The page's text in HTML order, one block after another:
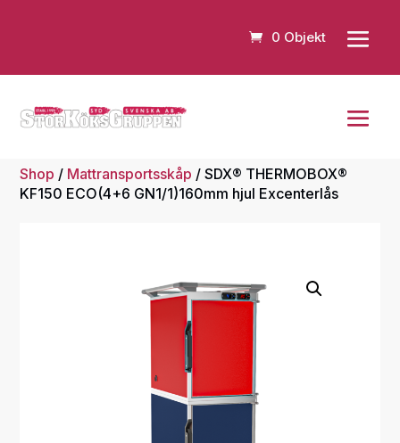
0 Objekt
Shop / Mattransportsskåp / SDX® THERMOBOX®
KF150 ECO(4+6 GN1/1)160mm hjul Excenterlås